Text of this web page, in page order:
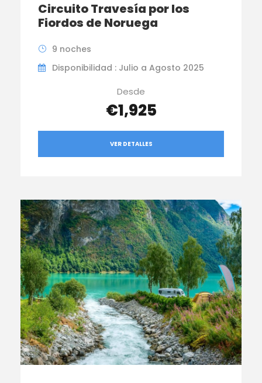
Circuito Travesía por los
Fiordos de Noruega
9 noches
Disponibilidad : Julio a Agosto 2025
Desde
€1,925
VER DETALLES